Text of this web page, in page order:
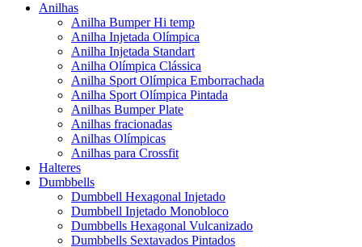
Anilhas
Anilha Bumper Hi temp
Anilha Injetada Olímpica
Anilha Injetada Standart
Anilha Olímpica Clássica
Anilha Sport Olímpica Emborrachada
Anilha Sport Olímpica Pintada
Anilhas Bumper Plate
Anilhas fracionadas
Anilhas Olímpicas
Anilhas para Crossfit
Halteres
Dumbbells
Dumbbell Hexagonal Injetado
Dumbbell Injetado Monobloco
Dumbbells Hexagonal Vulcanizado
Dumbbells Sextavados Pintados